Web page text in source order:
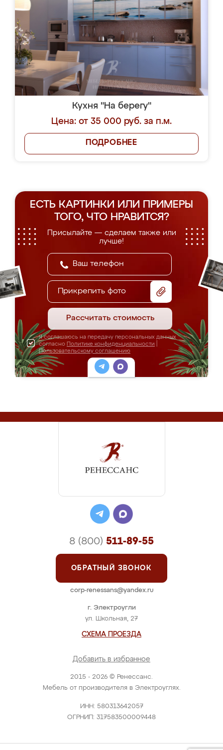
Кухня "На берегу"
Цена: от 35 000 руб. за п.м.
ПОДРОБНЕЕ
ЕСТЬ КАРТИНКИ ИЛИ ПРИМЕРЫ
ТОГО, ЧТО НРАВИТСЯ?
Присылайте — сделаем также или
лучше!
Прикрепить фото
Рассчитать стоимость
Я соглашаюсь на передачу персональных данных
согласно Политике конфиденциальности
Пользовательскому соглашению
2015 - 2026 © Ренессанс.
Мебель от производителя в Электроуглях.
ИНН: 580313642057
ОГРНИП: 317583500009448
г. Электроугли
ул. Школьная, 27
СХЕМА ПРОЕЗДА
Добавить в избранное
8 (800) 511-89-55
ОБРАТНЫЙ ЗВОНОК
corp-renessans@yandex.ru